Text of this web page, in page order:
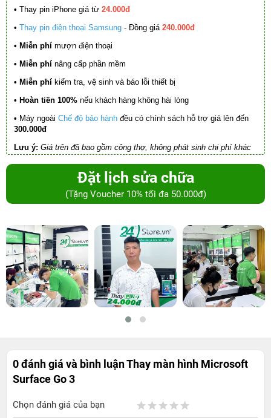
• Thay pin iPhone giá từ 24.000đ
• Thay pin điện thoại Samsung - Đồng giá 240.000đ
• Miễn phí mượn điện thoại
• Miễn phí nâng cấp phần mềm
• Miễn phí kiểm tra, vệ sinh và báo lỗi thiết bị
• Hoàn tiền 100% nếu khách hàng không hài lòng
• Máy ngoài Chế độ bảo hành đều có chính sách hỗ trợ giá lên đến
300.000đ
Lưu ý: Giá trên đã bao gồm công thợ, không phát sinh chi phí khác
Đặt lịch sửa chữa
(Tặng Voucher 10% tối đa 50.000đ)
0 đánh giá và bình luậnThay màn hình Microsoft
Surface Go 3
Chọn đánh giá của bạn